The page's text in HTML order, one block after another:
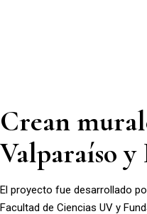
Crean
Valparaíso
El proyecto fue desarrollado
Facultad de Ciencias UV y